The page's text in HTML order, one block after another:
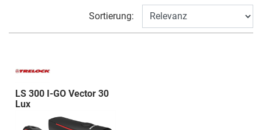
Sortierung:
LS 300 I-GO Vector 30
Lux